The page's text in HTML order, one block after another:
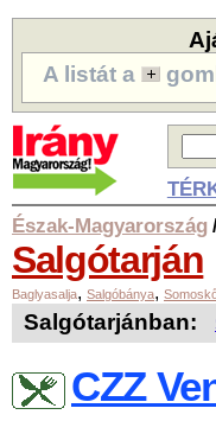
A listát a
Észak-Magyarország
Salgótarján
Baglyasalja, Salgóbánya,
Salgótarjánban:
CZZ